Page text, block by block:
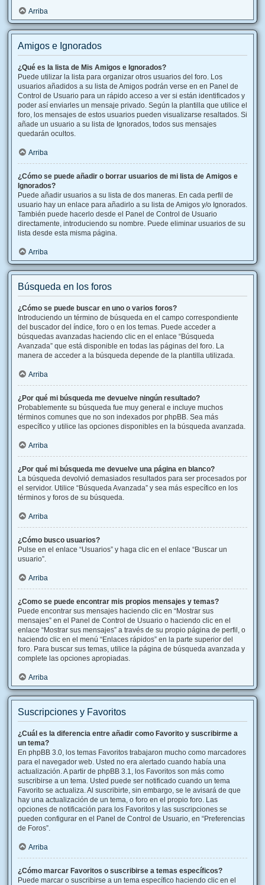
Arriba
Amigos e Ignorados
¿Qué es la lista de Mis Amigos e Ignorados?
Puede utilizar la lista para organizar otros usuarios del foro. Los
usuarios añadidos a su lista de Amigos podrán verse en en Panel de
Control de Usuario para un rápido acceso a ver si están identificados y
poder así enviarles un mensaje privado. Según la plantilla que utilice el
foro, los mensajes de estos usuarios pueden visualizarse resaltados. Si
añade un usuario a su lista de Ignorados, todos sus mensajes
quedarán ocultos.
Arriba
¿Cómo se puede añadir o borrar usuarios de mi lista de Amigos e
Ignorados?
Puede añadir usuarios a su lista de dos maneras. En cada perfil de
usuario hay un enlace para añadirlo a su lista de Amigos y/o Ignorados.
También puede hacerlo desde el Panel de Control de Usuario
directamente, introduciendo su nombre. Puede eliminar usuarios de su
lista desde esta misma página.
Arriba
Búsqueda en los foros
¿Cómo se puede buscar en uno o varios foros?
Introduciendo un término de búsqueda en el campo correspondiente
del buscador del índice, foro o en los temas. Puede acceder a
búsquedas avanzadas haciendo clic en el enlace “Búsqueda
Avanzada” que está disponible en todas las páginas del foro. La
manera de acceder a la búsqueda depende de la plantilla utilizada.
Arriba
¿Por qué mi búsqueda me devuelve ningún resultado?
Probablemente su búsqueda fue muy general e incluye muchos
términos comunes que no son indexados por phpBB. Sea más
específico y utilice las opciones disponibles en la búsqueda avanzada.
Arriba
¿Por qué mi búsqueda me devuelve una página en blanco?
La búsqueda devolvió demasiados resultados para ser procesados por
el servidor. Utilice “Búsqueda Avanzada” y sea más específico en los
términos y foros de su búsqueda.
Arriba
¿Cómo busco usuarios?
Pulse en el enlace “Usuarios” y haga clic en el enlace “Buscar un
usuario”.
Arriba
¿Como se puede encontrar mis propios mensajes y temas?
Puede encontrar sus mensajes haciendo clic en “Mostrar sus
mensajes” en el Panel de Control de Usuario o haciendo clic en el
enlace “Mostrar sus mensajes” a través de su propio página de perfil, o
haciendo clic en el menú “Enlaces rápidos” en la parte superior del
foro. Para buscar sus temas, utilice la página de búsqueda avanzada y
complete las opciones apropiadas.
Arriba
Suscripciones y Favoritos
¿Cuál es la diferencia entre añadir como Favorito y suscribirme a
un tema?
En phpBB 3.0, los temas Favoritos trabajaron mucho como marcadores
para el navegador web. Usted no era alertado cuando había una
actualización. A partir de phpBB 3.1, los Favoritos son más como
suscribirse a un tema. Usted puede ser notificado cuando un tema
Favorito se actualiza. Al suscribirte, sin embargo, se le avisará de que
hay una actualización de un tema, o foro en el propio foro. Las
opciones de notificación para los Favoritos y las suscripciones se
pueden configurar en el Panel de Control de Usuario, en “Preferencias
de Foros”.
Arriba
¿Cómo marcar Favoritos o suscribirse a temas específicos?
Puede marcar o suscribirse a un tema específico haciendo clic en el